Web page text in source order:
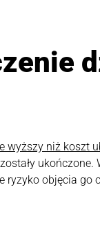
wyższy niż koszt
ryzyko objęcia go